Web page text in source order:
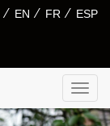
⁄ EN ⁄ FR ⁄ ESP